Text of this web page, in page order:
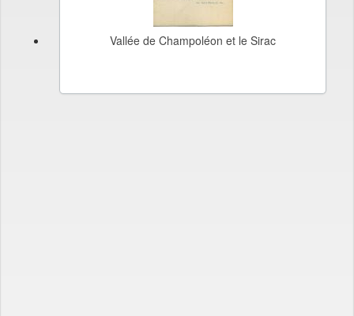
Vallée de Champoléon et le Sirac